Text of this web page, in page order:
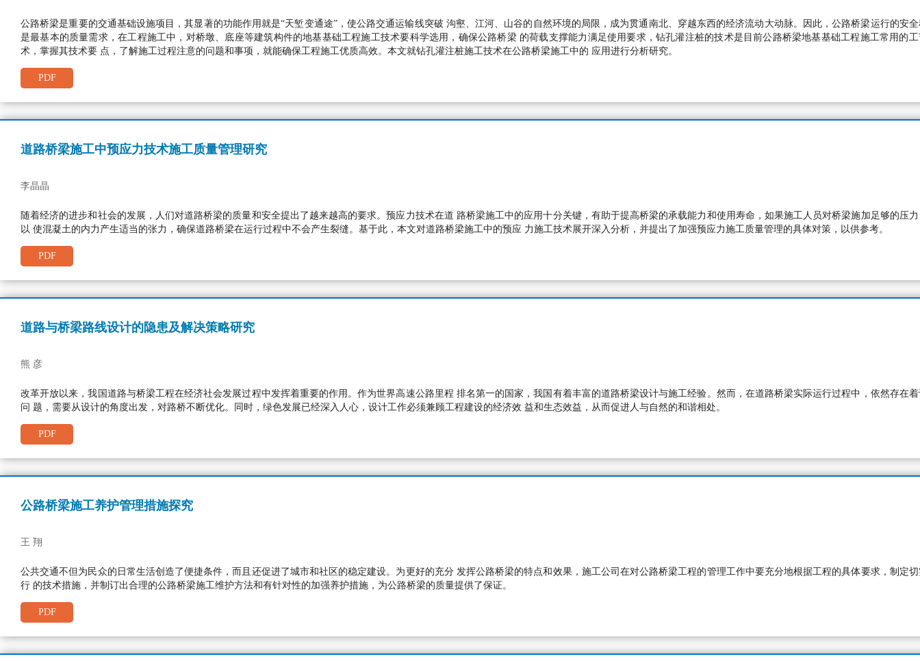
公路桥梁是重要的交通基础设施项目，其显著的功能作用就是“天堑变通途”，使公路交通运输线突破 沟壑、江河、山谷的自然环境的局限，成为贯通南北、穿越东西的经济流动大动脉。因此，公路桥梁运行的安
是最基本的质量需求，在工程施工中，对桥墩、底座等建筑构件的地基基础工程施工技术要科学选用，确保公路桥梁 的荷载支撑能力满足使用要求，钻孔灌注桩的技术是目前公路桥梁地基基础工程施工常用的
术，掌握其技术要 点，了解施工过程注意的问题和事项，就能确保工程施工优质高效。本文就钻孔灌注桩施工技术在公路桥梁施工中的 应用进行分析研究。
PDF
道路桥梁施工中预应力技术施工质量管理研究
李晶晶
随着经济的进步和社会的发展，人们对道路桥梁的质量和安全提出了越来越高的要求。预应力技术在道 路桥梁施工中的应用十分关键，有助于提高桥梁的承载能力和使用寿命，如果施工人员对桥梁施加足够的压
以 使混凝土的内力产生适当的张力，确保道路桥梁在运行过程中不会产生裂缝。基于此，本文对道路桥梁施工中的预应 力施工技术展开深入分析，并提出了加强预应力施工质量管理的具体对策，以供参考。
PDF
道路与桥梁路线设计的隐患及解决策略研究
熊 彦
改革开放以来，我国道路与桥梁工程在经济社会发展过程中发挥着重要的作用。作为世界高速公路里程 排名第一的国家，我国有着丰富的道路桥梁设计与施工经验。然而，在道路桥梁实际运行过程中，依然存在
问 题，需要从设计的角度出发，对路桥不断优化。同时，绿色发展已经深入人心，设计工作必须兼顾工程建设的经济效 益和生态效益，从而促进人与自然的和谐相处。
PDF
公路桥梁施工养护管理措施探究
王 翔
公共交通不但为民众的日常生活创造了便捷条件，而且还促进了城市和社区的稳定建设。为更好的充分 发挥公路桥梁的特点和效果，施工公司在对公路桥梁工程的管理工作中要充分地根据工程的具体要求，制定
行 的技术措施，并制订出合理的公路桥梁施工维护方法和有针对性的加强养护措施，为公路桥梁的质量提供了保证。
PDF